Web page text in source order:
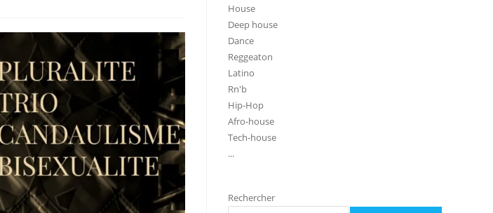
House
Deep house
Dance
Reggeaton
Latino
Rn'b
Hip-Hop
Afro-house
Tech-house
...
Rechercher